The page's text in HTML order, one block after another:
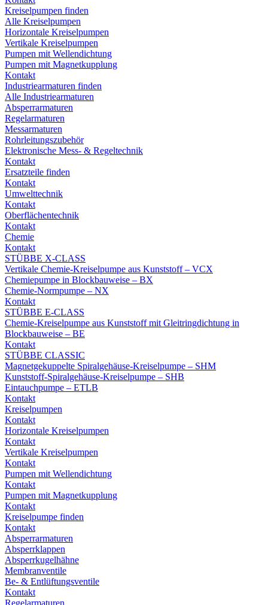
Kreiselpumpen finden
Alle Kreiselpumpen
Horizontale Kreiselpumpen
Vertikale Kreiselpumpen
Pumpen mit Wellendichtung
Pumpen mit Magnetkupplung
Kontakt
Industriearmaturen finden
Alle Industriearmaturen
Absperrarmaturen
Regelarmaturen
Messarmaturen
Rohrleitungszubehör
Elektronische Mess- & Regeltechnik
Kontakt
Ersatzteile finden
Kontakt
Umwelttechnik
Kontakt
Oberflächentechnik
Kontakt
Chemie
Kontakt
STÜBBE X-CLASS
Vertikale Chemie-Kreiselpumpe aus Kunststoff – VCX
Chemiepumpe in Blockbauweise – BX
Chemie-Normpumpe – NX
Kontakt
STÜBBE E-CLASS
Chemie-Kreiselpumpe aus Kunststoff mit Gleitringdichtung in
Blockbauweise – BE
Kontakt
STÜBBE CLASSIC
Magnetgekuppelte Spiralgehäuse-Kreiselpumpe – SHM
Kunststoff-Spiralgehäuse-Kreiselpumpe – SHB
Eintauchpumpe – ETLB
Kontakt
Kreiselpumpen
Kontakt
Horizontale Kreiselpumpen
Kontakt
Vertikale Kreiselpumpen
Kontakt
Pumpen mit Wellendichtung
Kontakt
Pumpen mit Magnetkupplung
Kontakt
Kreiselpumpe finden
Kontakt
Absperrarmaturen
Absperrklappen
Absperrkugelhähne
Membranventile
Be- & Entlüftungsventile
Kontakt